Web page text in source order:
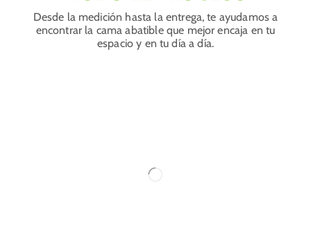
Desde la medición hasta la entrega, te ayudamos a
encontrar la cama abatible que mejor encaja en tu
espacio y en tu día a día.